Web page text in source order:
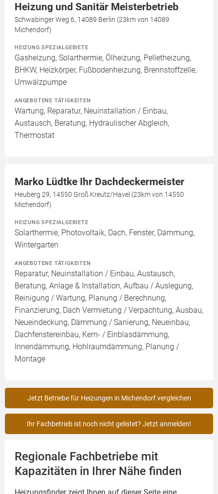
Heizung und Sanitär Meisterbetrieb
Schwabinger Weg 6, 14089 Berlin (23km von 14089
Michendorf)
HEIZUNG SPEZIALGEBIETE
Gasheizung, Solarthermie, Ölheizung, Pelletheizung,
BHKW, Heizkörper, Fußbodenheizung, Brennstoffzelle,
Umwälzpumpe
ANGEBOTENE TÄTIGKEITEN
Wartung, Reparatur, Neuinstallation / Einbau,
Austausch, Beratung, Hydraulischer Abgleich,
Thermostat
Marko Lüdtke Ihr Dachdeckermeister
Heuberg 29, 14550 Groß Kreutz/Havel (23km von 14550
Michendorf)
HEIZUNG SPEZIALGEBIETE
Solarthermie, Photovoltaik, Dach, Fenster, Dämmung,
Wintergarten
ANGEBOTENE TÄTIGKEITEN
Reparatur, Neuinstallation / Einbau, Austausch,
Beratung, Anlage & Installation, Aufbau / Auslegung,
Reinigung / Wartung, Planung / Berechnung,
Finanzierung, Dach Vermietung / Verpachtung, Ausbau,
Neueindeckung, Dämmung / Sanierung, Neueinbau,
Dachfenstereinbau, Kern- / Einblasdämmung,
Innendämmung, Hohlraumdämmung, Planung /
Montage
Jetzt Betriebe für Heizungen in Michendorf vergleichen
Ihr Fachbetrieb ist noch nicht gelistet? Jetzt anmelden!
Regionale Fachbetriebe mit
Kapazitäten in Ihrer Nähe finden